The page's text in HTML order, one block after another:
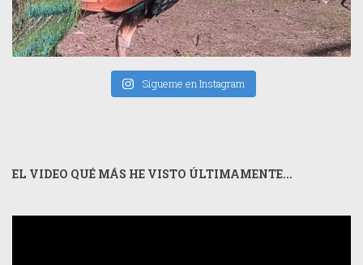
Sígueme en Instagram
EL VIDEO QUÉ MÁS HE VISTO ÚLTIMAMENTE...